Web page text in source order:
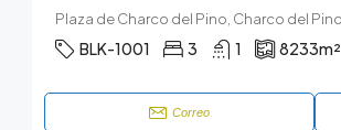
BLK-1001 3 1 8233m²
Correo